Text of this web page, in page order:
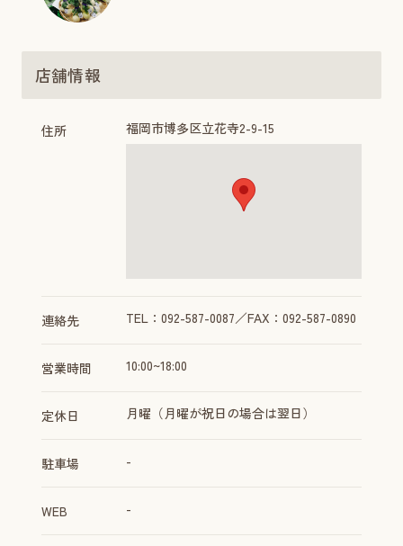
店舗情報
住所 福岡市博多区立花寺2-9-15
連絡先 TEL：092-587-0087／FAX：092-587-0890
営業時間 10:00~18:00
定休日 月曜（月曜が祝日の場合は翌日）
駐車場 -
WEB -